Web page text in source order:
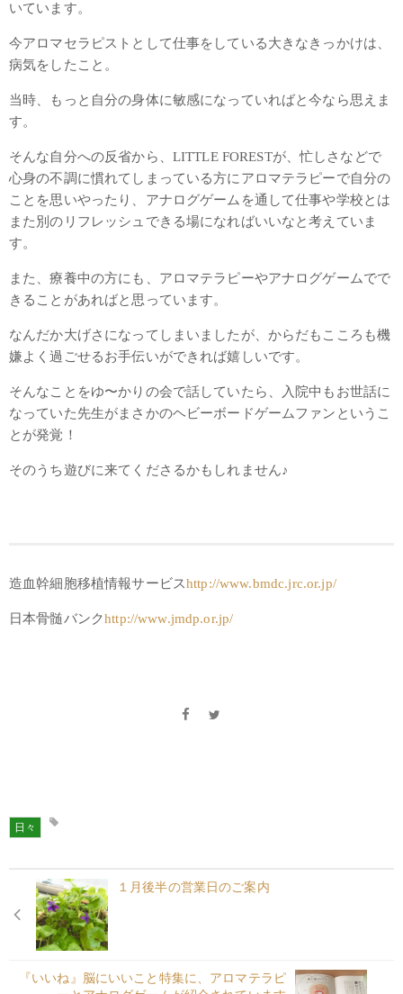
いています。
今アロマセラピストとして仕事をしている大きなきっかけは、
病気をしたこと。
当時、もっと自分の身体に敏感になっていればと今なら思えま
す。
そんな自分への反省から、LITTLE FORESTが、忙しさなどで
心身の不調に慣れてしまっている方にアロマテラピーで自分の
ことを思いやったり、アナログゲームを通して仕事や学校とは
また別のリフレッシュできる場になればいいなと考えていま
す。
また、療養中の方にも、アロマテラピーやアナログゲームでで
きることがあればと思っています。
なんだか大げさになってしまいましたが、からだもこころも機
嫌よく過ごせるお手伝いができれば嬉しいです。
そんなことをゆ〜かりの会で話していたら、入院中もお世話に
なっていた先生がまさかのヘビーボードゲームファンというこ
とが発覚！
そのうち遊びに来てくださるかもしれません♪
造血幹細胞移植情報サービスhttp://www.bmdc.jrc.or.jp/
日本骨髄バンクhttp://www.jmdp.or.jp/
日々
１月後半の営業日のご案内
『いいね』脳にいいこと特集に、アロマテラピ